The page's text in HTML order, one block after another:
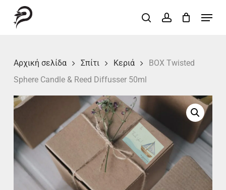
searchaccount
Menu
Αρχική σελίδα Σπίτι Κεριά
BOX Twisted
Sphere Candle & Reed Diffusser 50ml